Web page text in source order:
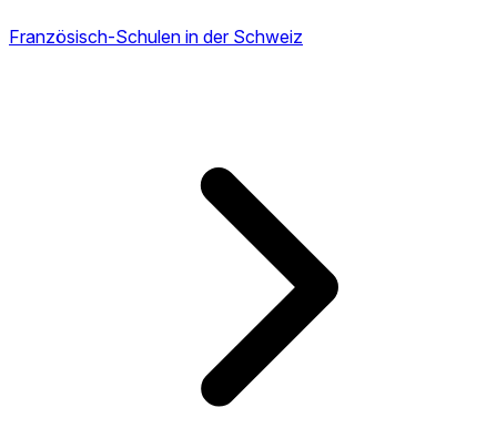
Französisch-Schulen in der Schweiz